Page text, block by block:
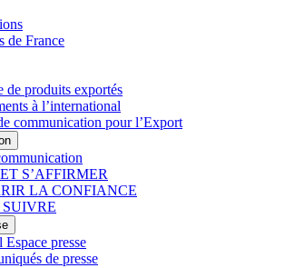
de France
de produits exportés
à l’international
communication pour l’Export
S’AFFIRMER
LA CONFIANCE
presse
de presse